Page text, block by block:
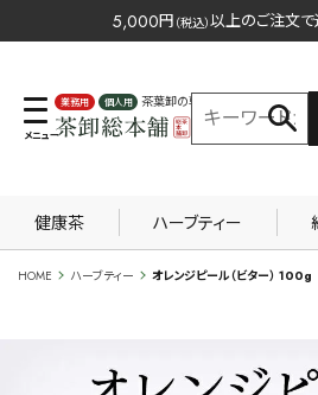
5,000円 （税込）以上のご注文
業務用 個人用
茶葉卸の専門サイト
健康茶 ハーブティー
HOME ハーブティー オレンジピール（ビター） 100g